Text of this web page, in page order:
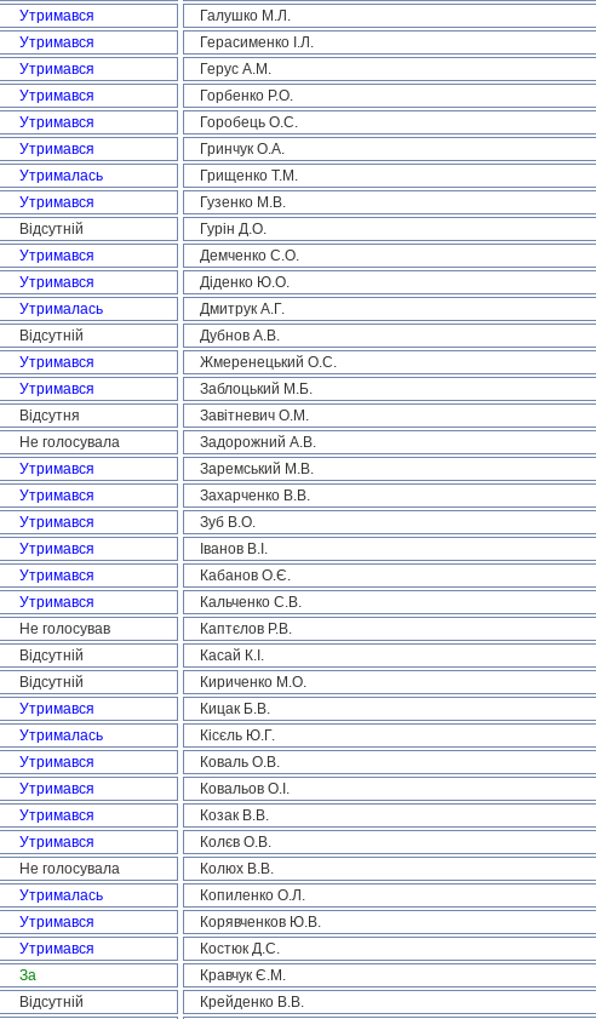
Утримався Галушко М.Л.
Утримався Герасименко І.Л.
Утримався Герус А.М.
Утримався Горбенко Р.О.
Утримався Горобець О.С.
Утримався Гринчук О.А.
Утрималась Грищенко Т.М.
Утримався Гузенко М.В.
Відсутній Гурін Д.О.
Утримався Демченко С.О.
Утримався Діденко Ю.О.
Утрималась Дмитрук А.Г.
Відсутній Дубнов А.В.
Утримався Жмеренецький О.С.
Утримався Заблоцький М.Б.
Відсутня Завітневич О.М.
Не голосувала Задорожний А.В.
Утримався Заремський М.В.
Утримався Захарченко В.В.
Утримався Зуб В.О.
Утримався Іванов В.І.
Утримався Кабанов О.Є.
Утримався Кальченко С.В.
Не голосував Каптєлов Р.В.
Відсутній Касай К.І.
Відсутній Кириченко М.О.
Утримався Кицак Б.В.
Утрималась Кісєль Ю.Г.
Утримався Коваль О.В.
Утримався Ковальов О.І.
Утримався Козак В.В.
Утримався Колєв О.В.
Не голосувала Колюх В.В.
Утрималась Копиленко О.Л.
Утримався Корявченков Ю.В.
Утримався Костюк Д.С.
За Кравчук Є.М.
Відсутній Крейденко В.В.